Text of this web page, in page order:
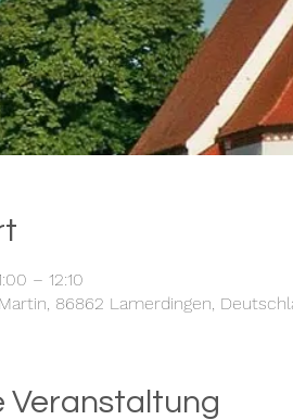
– 12:10
86862 Lamerdingen,
Veranstaltung